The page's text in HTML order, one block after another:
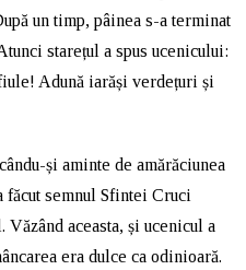
un timp, pâinea s-a terminat
starețul a spus ucenicului:
Adună iarăși verdețuri și
și aminte de amărăciunea
făcut semnul Sfintei Cruci
Văzând aceasta, și ucenicul a
era dulce ca odinioară.